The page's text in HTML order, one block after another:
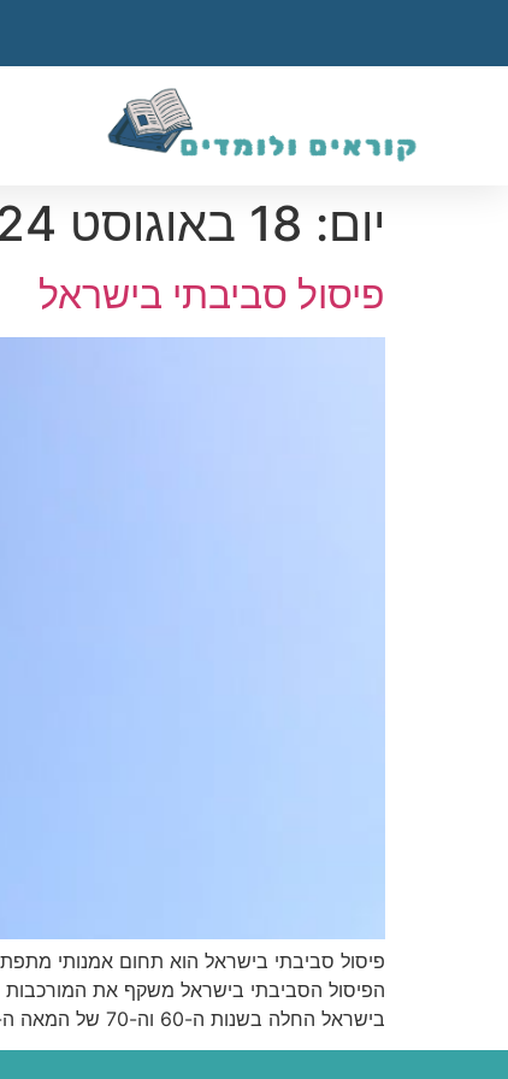
יום: 18 באוגוסט 2024
פיסול סביבתי בישראל
פיסול סביבתי בישראל הוא תחום אמנותי
הפיסול הסביבתי בישראל משקף את
בישראל החלה בשנות ה-60 וה-70 של המאה ה-20, כחלק […]